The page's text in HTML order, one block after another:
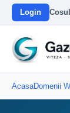
Login
AcasaDomenii